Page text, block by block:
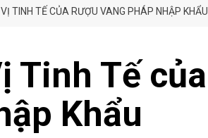
TINH TẾ CỦA RƯỢU VANG PHÁP NHẬP KHẨU
Tinh Tế của
Khẩu